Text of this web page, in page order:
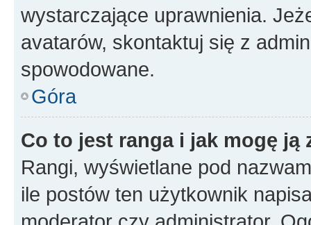
wystarczające uprawnienia.
avatarów, skontaktuj się z
spowodowane.
Góra
Co to jest ranga i jak mogę ją
Rangi, wyświetlane pod
ile postów ten użytkownik